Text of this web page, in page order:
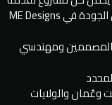
هوية مميزة ومعيارًا ثابتًا لا نقبل المساس به. لأن الجودة في ME Designs
ومهندسي
وعُمان والولايات